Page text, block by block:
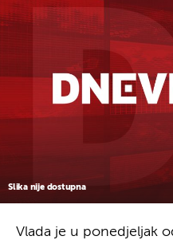
Slika nije dostupna
Vlada je u ponedjeljak